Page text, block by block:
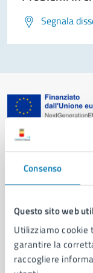
Consenso
Questo sito web
Utilizziamo cookie
garantire la
raccogliere
Segnala
Organi di governo
Municipalità
Uffici
Enti e fondazioni
Politici